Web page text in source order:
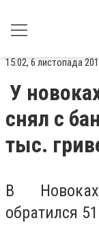
15:02, 6 листопада
У
снял с
тыс.
В
обратился